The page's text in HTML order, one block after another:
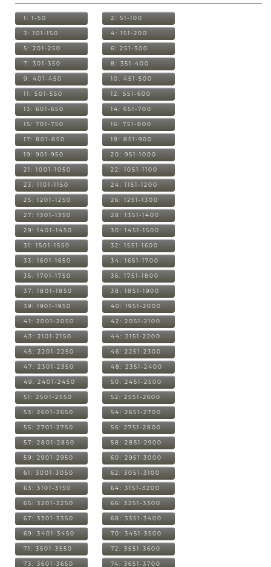
1: 1-50 2: 51-100
3: 101-150 4: 151-200
5: 201-250 6: 251-300
7: 301-350 8: 351-400
9: 401-450 10: 451-500
11: 501-550 12: 551-600
13: 601-650 14: 651-700
15: 701-750 16: 751-800
17: 801-850 18: 851-900
19: 901-950 20: 951-1000
21: 1001-1050 22: 1051-1100
23: 1101-1150 24: 1151-1200
25: 1201-1250 26: 1251-1300
27: 1301-1350 28: 1351-1400
29: 1401-1450 30: 1451-1500
31: 1501-1550 32: 1551-1600
33: 1601-1650 34: 1651-1700
35: 1701-1750 36: 1751-1800
37: 1801-1850 38: 1851-1900
39: 1901-1950 40: 1951-2000
41: 2001-2050 42: 2051-2100
43: 2101-2150 44: 2151-2200
45: 2201-2250 46: 2251-2300
47: 2301-2350 48: 2351-2400
49: 2401-2450 50: 2451-2500
51: 2501-2550 52: 2551-2600
53: 2601-2650 54: 2651-2700
55: 2701-2750 56: 2751-2800
57: 2801-2850 58: 2851-2900
59: 2901-2950 60: 2951-3000
61: 3001-3050 62: 3051-3100
63: 3101-3150 64: 3151-3200
65: 3201-3250 66: 3251-3300
67: 3301-3350 68: 3351-3400
69: 3401-3450 70: 3451-3500
71: 3501-3550 72: 3551-3600
73: 3601-3650 74: 3651-3700